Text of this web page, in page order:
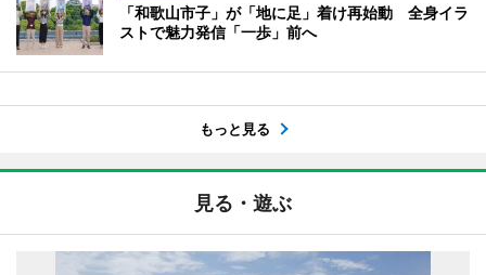
「和歌山市子」が「地に足」着け再始動 全身イラ
ストで魅力発信「一歩」前へ
もっと見る
見る・遊ぶ